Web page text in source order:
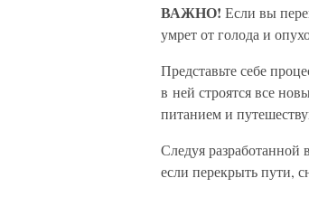
ВАЖНО! Если вы
умрет от голода и
Представьте себе
в ней строятся все
питанием и
Следуя
если перекрыть пути,